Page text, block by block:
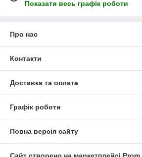
Показати весь графік роботи
Про нас
Контакти
Доставка та оплата
Графік роботи
Повна версія сайту